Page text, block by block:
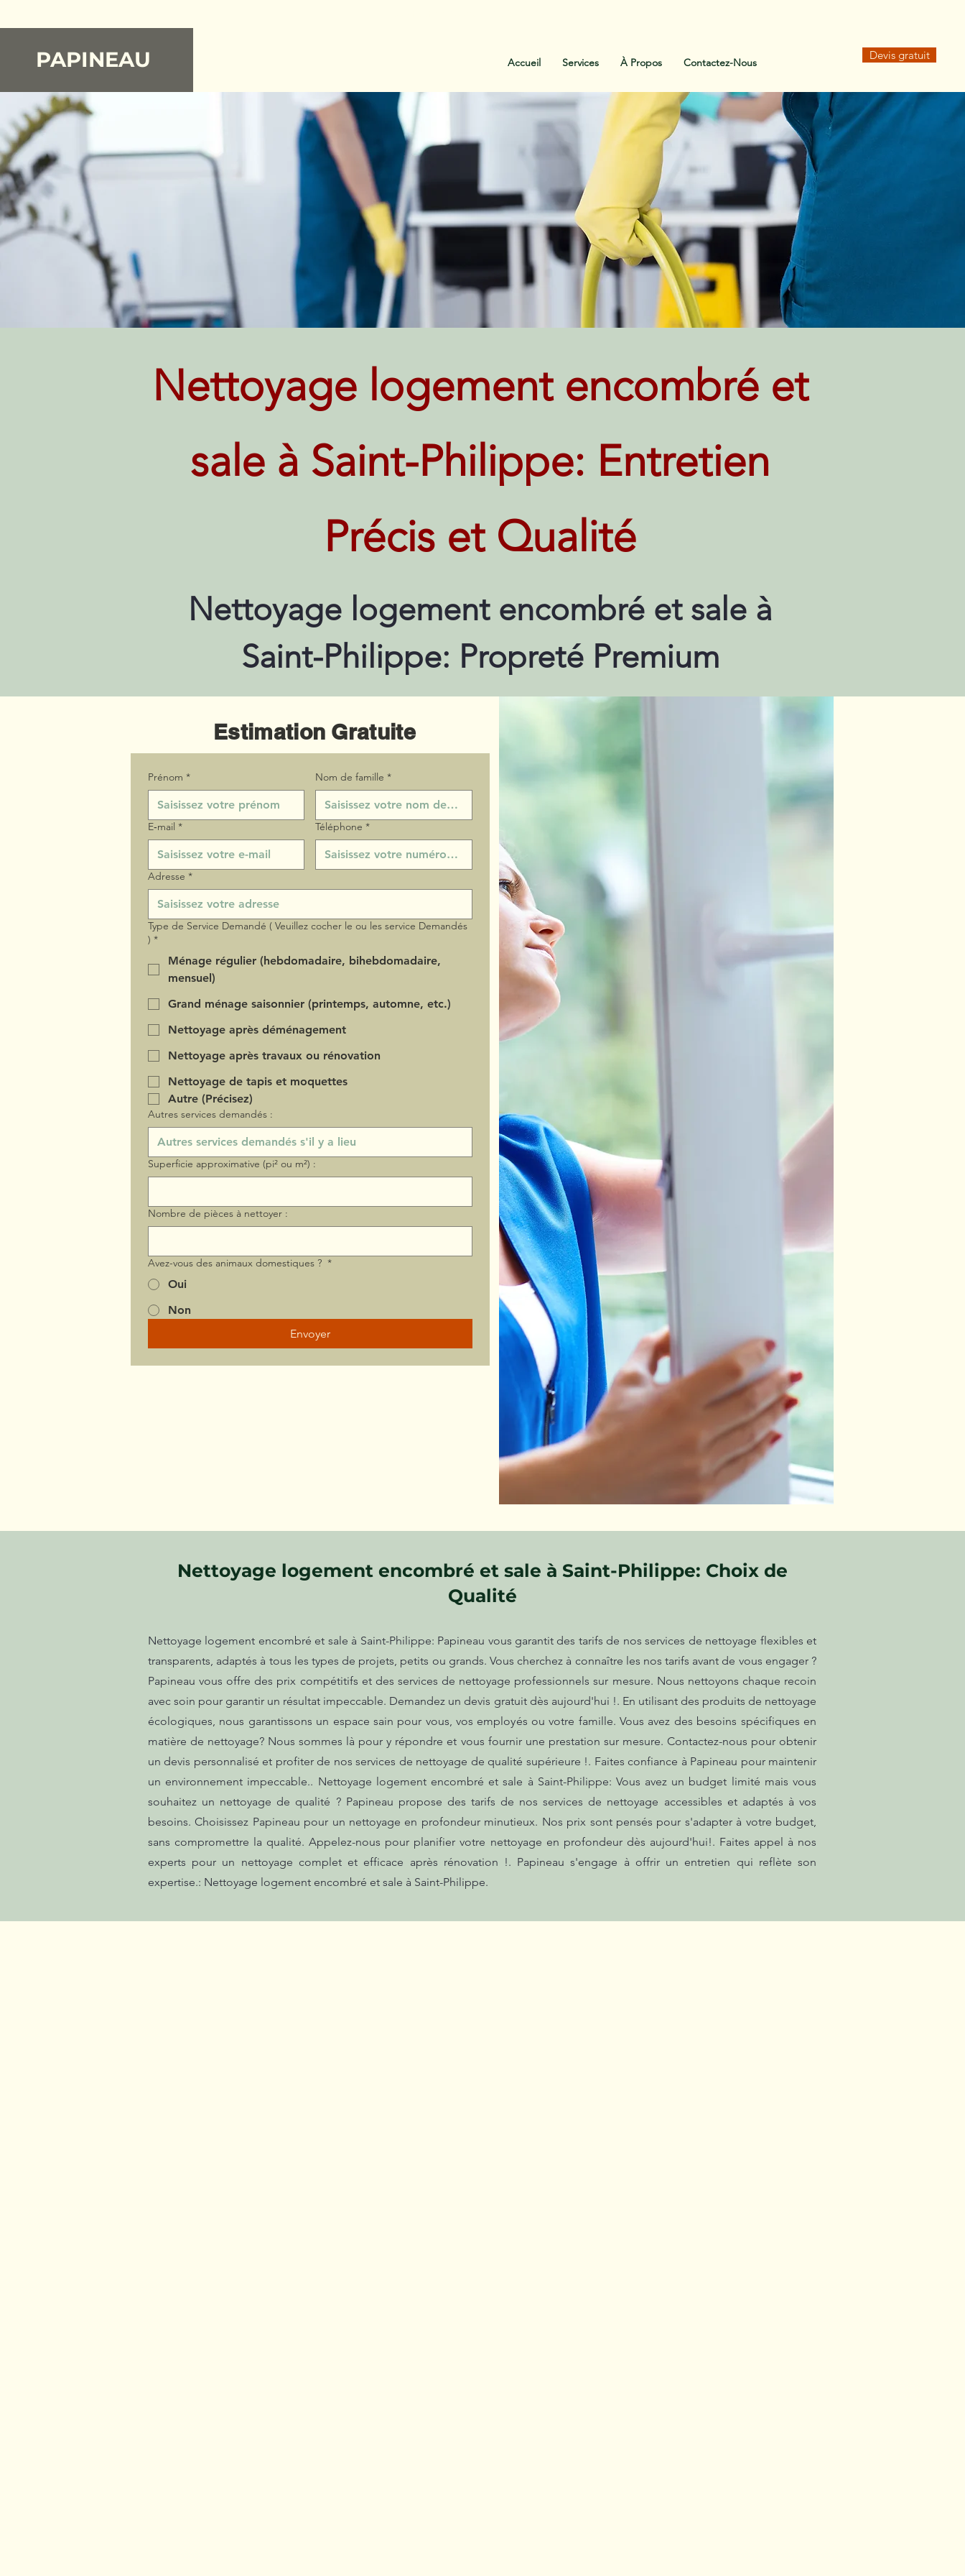
PAPINEAU Accueil Services À Propos Contactez-Nous
Devis gratuit
Nettoyage logement encombré et
sale à Saint-Philippe: Entretien
Précis et Qualité
Nettoyage logement encombré et sale à
Saint-Philippe: Propreté Premium
Estimation Gratuite
Prénom * Nom de famille *
E‑mail * Téléphone *
Adresse *
Type de Service Demandé ( Veuillez cocher le ou les service Demandés
) *
Ménage régulier (hebdomadaire, bihebdomadaire,
mensuel)
Grand ménage saisonnier (printemps, automne, etc.)
Nettoyage après déménagement
Nettoyage après travaux ou rénovation
Nettoyage de tapis et moquettes
Autre (Précisez)
Autres services demandés :
Superficie approximative (pi² ou m²) :
Nombre de pièces à nettoyer :
Avez-vous des animaux domestiques ? *
Oui
Non
Envoyer
Nettoyage logement encombré et sale à Saint-Philippe: Choix de
Qualité
Nettoyage logement encombré et sale à Saint-Philippe: Papineau vous garantit des tarifs de nos services de nettoyage flexibles et
transparents, adaptés à tous les types de projets, petits ou grands. Vous cherchez à connaître les nos tarifs avant de vous engager ?
Papineau vous offre des prix compétitifs et des services de nettoyage professionnels sur mesure. Nous nettoyons chaque recoin
avec soin pour garantir un résultat impeccable. Demandez un devis gratuit dès aujourd'hui !. En utilisant des produits de nettoyage
écologiques, nous garantissons un espace sain pour vous, vos employés ou votre famille. Vous avez des besoins spécifiques en
matière de nettoyage? Nous sommes là pour y répondre et vous fournir une prestation sur mesure. Contactez-nous pour obtenir
un devis personnalisé et profiter de nos services de nettoyage de qualité supérieure !. Faites confiance à Papineau pour maintenir
un environnement impeccable.. Nettoyage logement encombré et sale à Saint-Philippe: Vous avez un budget limité mais vous
souhaitez un nettoyage de qualité ? Papineau propose des tarifs de nos services de nettoyage accessibles et adaptés à vos
besoins. Choisissez Papineau pour un nettoyage en profondeur minutieux. Nos prix sont pensés pour s'adapter à votre budget,
sans compromettre la qualité. Appelez-nous pour planifier votre nettoyage en profondeur dès aujourd'hui!. Faites appel à nos
experts pour un nettoyage complet et efficace après rénovation !. Papineau s'engage à offrir un entretien qui reflète son
expertise.: Nettoyage logement encombré et sale à Saint-Philippe.